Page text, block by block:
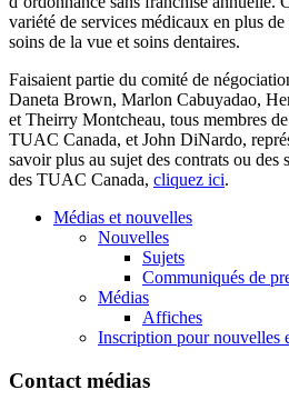
variété de services médicaux en plus
soins de la vue et soins dentaires.
Faisaient partie du comité de
Daneta Brown, Marlon Cabuyadao,
et Theirry Montcheau, tous membres
TUAC Canada, et John DiNardo,
savoir plus au sujet des contrats ou des
des TUAC Canada, cliquez ici.
Médias et nouvelles
Nouvelles
Sujets
Communiqués de
Médias
Affiches
Inscription pour nouvelles
Contact médias